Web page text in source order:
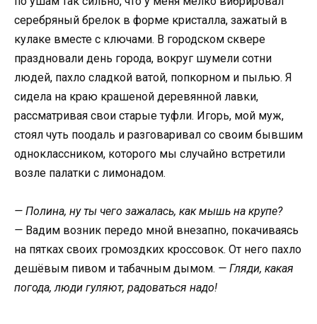
серебряный брелок в форме кристалла, зажатый в
кулаке вместе с ключами. В городском сквере
праздновали день города, вокруг шумели сотни
людей, пахло сладкой ватой, попкорном и пылью. Я
сидела на краю крашеной деревянной лавки,
рассматривая свои старые туфли. Игорь, мой муж,
стоял чуть поодаль и разговаривал со своим бывшим
одноклассником, которого мы случайно встретили
возле палатки с лимонадом.
— Полина, ну ты чего зажалась, как мышь на крупе?
— Вадим возник передо мной внезапно, покачиваясь
на пятках своих громоздких кроссовок. От него пахло
дешёвым пивом и табачным дымом. — Гляди, какая
погода, люди гуляют, радоваться надо!